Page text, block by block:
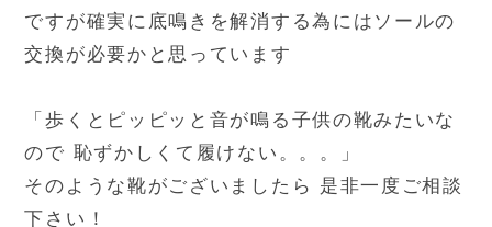
ですが確実に底鳴きを解消する為にはソールの
交換が必要かと思っています
「歩くとピッピッと音が鳴る子供の靴みたいな
ので 恥ずかしくて履けない。。。」
そのような靴がございましたら 是非一度ご相談
下さい！